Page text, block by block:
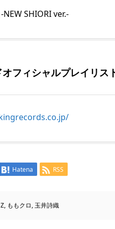
SHIORI ver.-
フィシャルプレイリス
Hatena RSS
, ももクロ, 玉井詩織